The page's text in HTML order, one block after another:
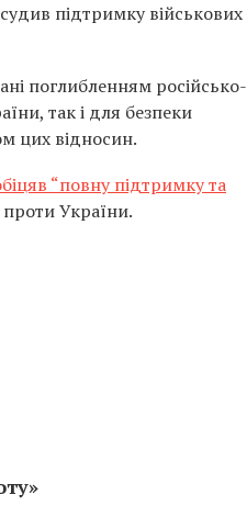
підтримку військових
поглибленням російсько-
так і для безпеки
цих відносин.
“повну підтримку та
проти України.